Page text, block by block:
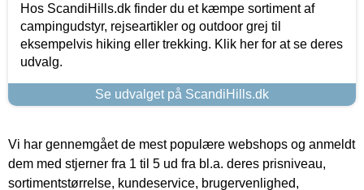
Hos ScandiHills.dk finder du et kæmpe sortiment af
campingudstyr, rejseartikler og outdoor grej til
eksempelvis hiking eller trekking. Klik her for at se deres
udvalg.
Se udvalget på ScandiHills.dk
Vi har gennemgået de mest populære webshops og anmeldt
dem med stjerner fra 1 til 5 ud fra bl.a. deres prisniveau,
sortimentstørrelse, kundeservice, brugervenlighed,